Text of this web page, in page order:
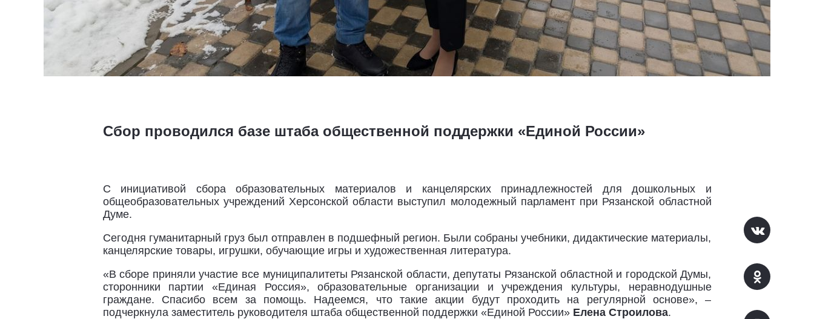
Сбор проводился базе штаба общественной поддержки «Единой России»
С инициативой сбора образовательных материалов и канцелярских принадлежностей для дошкольных и
общеобразовательных учреждений Херсонской области выступил молодежный парламент при Рязанской областной
Думе.
Сегодня гуманитарный груз был отправлен в подшефный регион. Были собраны учебники, дидактические материалы,
канцелярские товары, игрушки, обучающие игры и художественная литература.
«В сборе приняли участие все муниципалитеты Рязанской области, депутаты Рязанской областной и городской Думы,
сторонники партии «Единая Россия», образовательные организации и учреждения культуры, неравнодушные
граждане. Спасибо всем за помощь. Надеемся, что такие акции будут проходить на регулярной основе», –
подчеркнула заместитель руководителя штаба общественной поддержки «Единой России» Елена Строилова.